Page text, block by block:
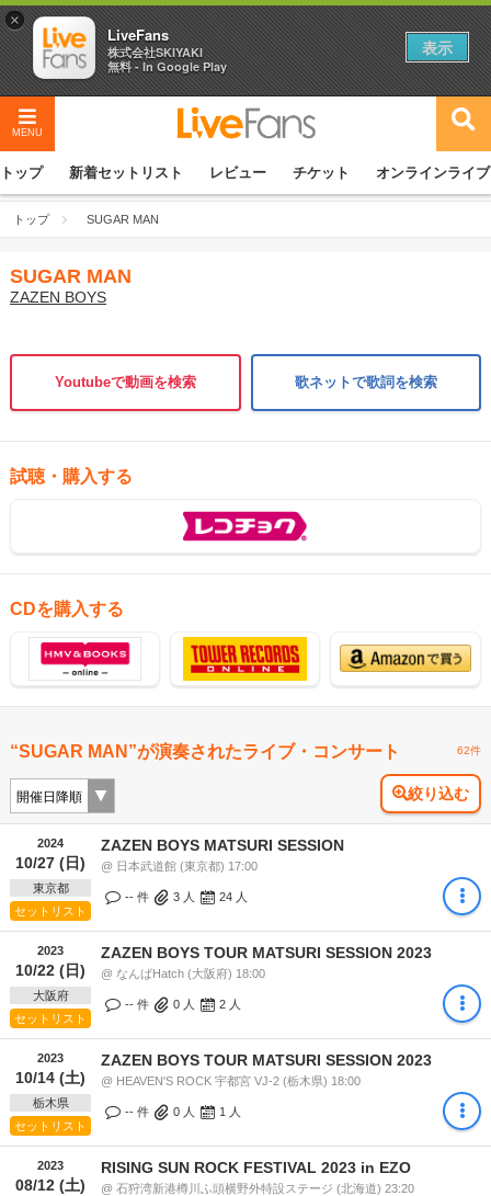
MENU
トップ 新着セットリスト レビュー チケット オンラインライブ
トップ SUGAR MAN
SUGAR MAN
ZAZEN BOYS
Youtubeで動画を検索 歌ネットで歌詞を検索
試聴・購入する
CDを購入する
“SUGAR MAN”が演奏されたライブ・コンサート 62件
絞り込む
2024
10/27 (日)
東京都
セットリスト
ZAZEN BOYS MATSURI SESSION
@ 日本武道館 (東京都) 17:00
-- 件 3 人 24 人
2023
10/22 (日)
大阪府
セットリスト
ZAZEN BOYS TOUR MATSURI SESSION 2023
@ なんばHatch (大阪府) 18:00
-- 件 0 人 2 人
2023
10/14 (土)
栃木県
セットリスト
ZAZEN BOYS TOUR MATSURI SESSION 2023
@ HEAVEN'S ROCK 宇都宮 VJ-2 (栃木県) 18:00
-- 件 0 人 1 人
2023
08/12 (土)
RISING SUN ROCK FESTIVAL 2023 in EZO
@ 石狩湾新港樽川ふ頭横野外特設ステージ (北海道) 23:20
×
LiveFans
株式会社SKIYAKI
無料 - In Google Play
表示